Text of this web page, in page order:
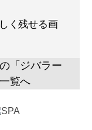
く残せる画
「ジバラー
覧へ